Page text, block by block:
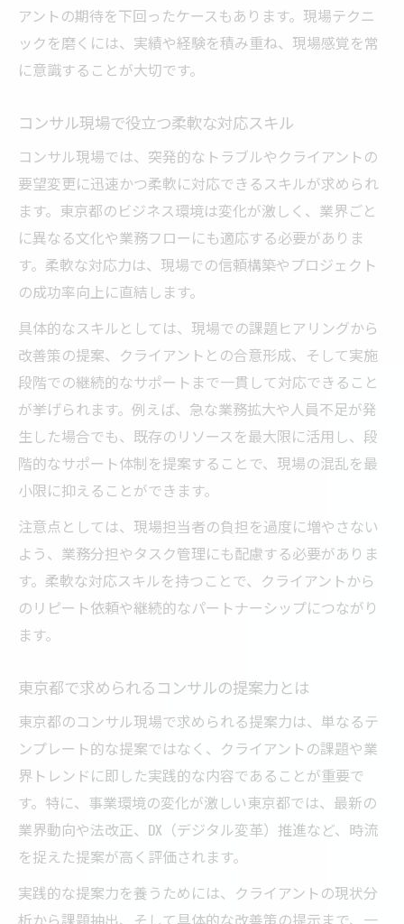
アントの期待を下回ったケースもあります。現場テクニ
ックを磨くには、実績や経験を積み重ね、現場感覚を常
に意識することが大切です。
コンサル現場で役立つ柔軟な対応スキル
コンサル現場では、突発的なトラブルやクライアントの
要望変更に迅速かつ柔軟に対応できるスキルが求められ
ます。東京都のビジネス環境は変化が激しく、業界ごと
に異なる文化や業務フローにも適応する必要がありま
す。柔軟な対応力は、現場での信頼構築やプロジェクト
の成功率向上に直結します。
具体的なスキルとしては、現場での課題ヒアリングから
改善策の提案、クライアントとの合意形成、そして実施
段階での継続的なサポートまで一貫して対応できること
が挙げられます。例えば、急な業務拡大や人員不足が発
生した場合でも、既存のリソースを最大限に活用し、段
階的なサポート体制を提案することで、現場の混乱を最
小限に抑えることができます。
注意点としては、現場担当者の負担を過度に増やさない
よう、業務分担やタスク管理にも配慮する必要がありま
す。柔軟な対応スキルを持つことで、クライアントから
のリピート依頼や継続的なパートナーシップにつながり
ます。
東京都で求められるコンサルの提案力とは
東京都のコンサル現場で求められる提案力は、単なるテ
ンプレート的な提案ではなく、クライアントの課題や業
界トレンドに即した実践的な内容であることが重要で
す。特に、事業環境の変化が激しい東京都では、最新の
業界動向や法改正、DX（デジタル変革）推進など、時流
を捉えた提案が高く評価されます。
実践的な提案力を養うためには、クライアントの現状分
析から課題抽出、そして具体的な改善策の提示まで、一